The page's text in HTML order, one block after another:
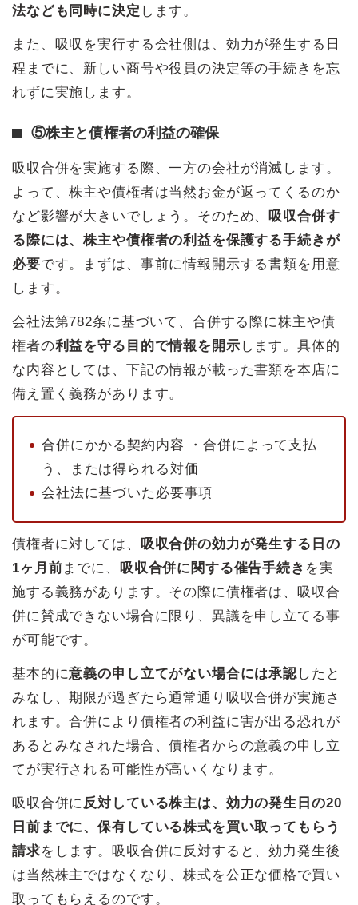
法なども同時に決定 します。
また、吸収を実行する会社側は、効力が発生する日
程までに、新しい商号や役員の決定等の手続きを忘
れずに実施します。
⑤株主と債権者の利益の確保
吸収合併を実施する際、一方の会社が消滅します。
よって、株主や債権者は当然お金が返ってくるのか
など影響が大きいでしょう。そのため、吸収合併す
る際には、株主や債権者の利益を保護する手続きが
必要です。まずは、事前に情報開示する書類を用意
します。
会社法第782条に基づいて、合併する際に株主や債
権者の利益を守る目的で情報を開示 します。具体的
な内容としては、下記の情報が載った書類を本店に
備え置く義務があります。
合併にかかる契約内容 ・合併によって支払
う、または得られる対価
会社法に基づいた必要事項
債権者に対しては、 吸収合併の効力が発生する日の
1ヶ月前までに、 吸収合併に関する催告手続き を実
施する義務があります。その際に債権者は、吸収合
併に賛成できない場合に限り、異議を申し立てる事
が可能です。
基本的に意義の申し立てがない場合には承認したと
みなし、期限が過ぎたら通常通り吸収合併が実施さ
れます。合併により債権者の利益に害が出る恐れが
あるとみなされた場合、債権者からの意義の申し立
てが実行される可能性が高いくなります。
吸収合併に反対している株主は、効力の発生日の20
日前までに、保有している株式を買い取ってもらう
請求をします。吸収合併に反対すると、効力発生後
は当然株主ではなくなり、株式を公正な価格で買い
取ってもらえるのです。